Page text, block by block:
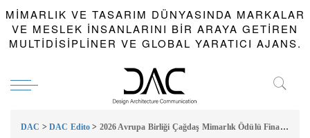
MIMARLIK VE TASARIM DÜNYASINDA MARKALAR
VE MESLEK INSANLARINI BIR ARAYA GETIREN
MULTIDISIPLINER VE GLOBAL YARATICI AJANS.
DAC > DAC Edito > 2026 Avrupa Birliği Çağdaş Mimarlık Ödülü Finalistleri Açıklandı !